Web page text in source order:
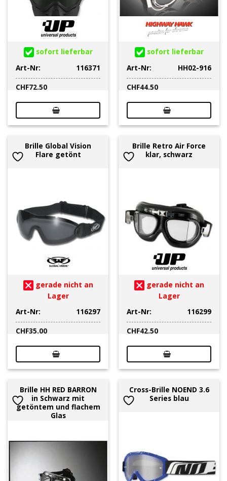
sofort lieferbar
Art-Nr:
116371
CHF72.50
sofort lieferbar
Art-Nr:
HH02-916
CHF44.50
Brille Global Vision
Flare getönt
gerade nicht an
Lager
Art-Nr:
116297
CHF35.00
Brille Retro Air Force
klar, schwarz
gerade nicht an
Lager
Art-Nr:
116299
CHF42.50
Brille HH RED BARRON
in Schwarz mit
getöntem und flachem
Glas
Cross-Brille NOEND 3.6
Series blau